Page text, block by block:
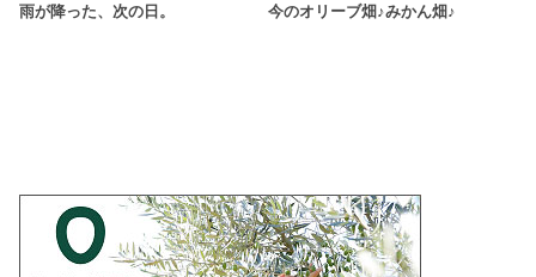
雨が降った、次の日。
今のオリーブ畑♪みかん畑♪